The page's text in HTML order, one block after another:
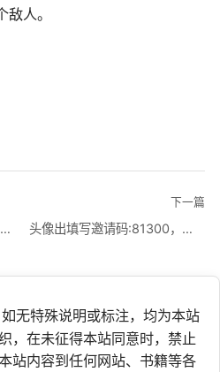
人。
《蜀门》手游国庆福利活动多多不容错过！
下一篇
头像出填写邀请码:81300，可获得白棋子
无特殊说明或标注，均为本站
，在未征得本站同意时，禁止
站内容到任何网站、书籍等各